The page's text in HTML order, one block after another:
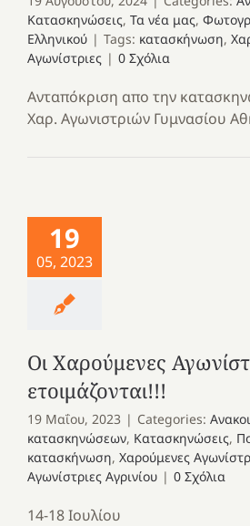
Κατασκηνώσεις, Τα νέα μας,
Ελληνικού | Tags: κατασκήνωση,
Αγωνίστριες | 0 Σχόλια
Ανταπόκριση απο την
Χαρ. Αγωνιστριών Γυμνασίου
19
05, 2023
Οι Χαρούμενες
ετοιμάζονται!!!
19 Μαΐου, 2023 | Categories:
κατασκηνώσεων, Κατασκηνώσεις,
κατασκήνωση, Χαρούμενες
Αγωνίστριες Αγρινίου | 0 Σχόλια
14-18 Ιουλίου